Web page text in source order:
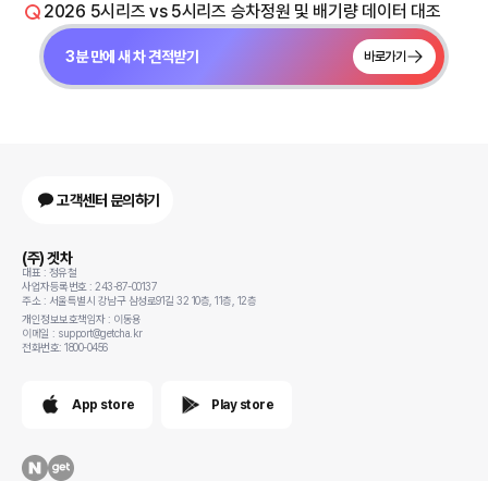
2026 5시리즈 vs 5시리즈 승차정원 및 배기량 데이터 대조
3분 만에 새 차 견적받기 바로가기
고객센터 문의하기
(주) 겟차
대표 : 정유철
사업자등록번호 : 243-87-00137
주소 : 서울특별시 강남구 삼성로91길 32 10층, 11층, 12층
개인정보보호책임자 : 이동용
이메일 : support@getcha.kr
전화번호: 1800-0456
App store Play store